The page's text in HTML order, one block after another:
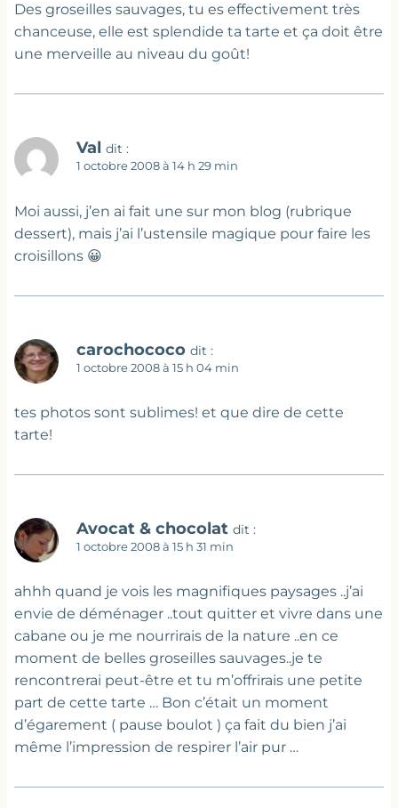
Des groseilles sauvages, tu es effectivement très
chanceuse, elle est splendide ta tarte et ça doit être
une merveille au niveau du goût!
Val dit :
1 octobre 2008 à 14 h 29 min
Moi aussi, j’en ai fait une sur mon blog (rubrique
dessert), mais j’ai l’ustensile magique pour faire les
croisillons 😀
carochococo dit :
1 octobre 2008 à 15 h 04 min
tes photos sont sublimes! et que dire de cette
tarte!
Avocat & chocolat dit :
1 octobre 2008 à 15 h 31 min
ahhh quand je vois les magnifiques paysages ..j’ai
envie de déménager ..tout quitter et vivre dans une
cabane ou je me nourrirais de la nature ..en ce
moment de belles groseilles sauvages..je te
rencontrerai peut-être et tu m’offrirais une petite
part de cette tarte … Bon c’était un moment
d’égarement ( pause boulot ) ça fait du bien j’ai
même l’impression de respirer l’air pur …